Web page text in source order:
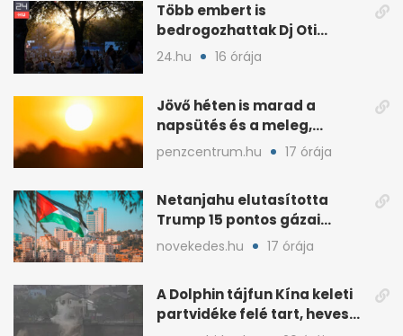
Több embert is
bedrogozhattak Dj Oti
koncertjén, a Sziget reagált
24.hu 16 órája
Jövő héten is marad a
napsütés és a meleg,
midweek jöhet enyhülés
penzcentrum.hu 17 órája
Netanjahu elutasította
Trump 15 pontos gázai
béketervét
novekedes.hu 17 órája
A Dolphin tájfun Kína keleti
partvidéke felé tart, heves